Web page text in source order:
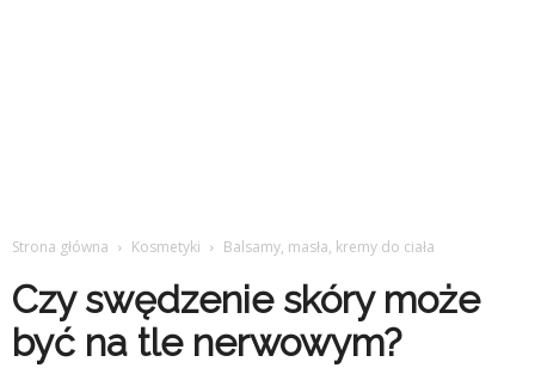
Strona główna Kosmetyki Balsamy, masła, kremy do ciała
Czy swędzenie skóry może
być na tle nerwowym?